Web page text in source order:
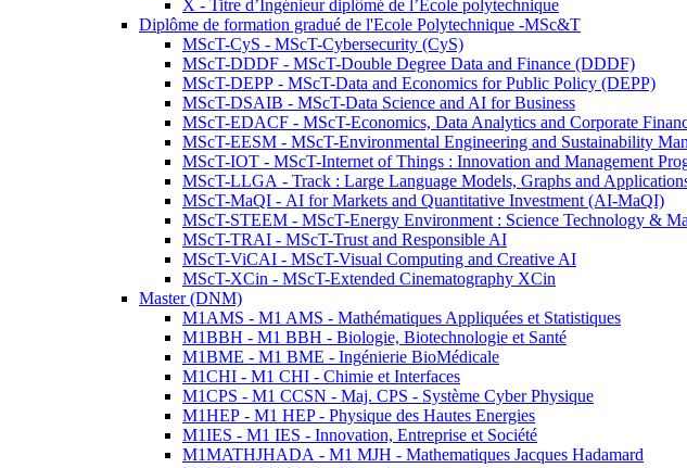
X - Titre d’Ingénieur diplômé de l’École polytechnique
Diplôme de formation gradué de l'Ecole Polytechnique -MSc&T
MScT-CyS - MScT-Cybersecurity (CyS)
MScT-DDDF - MScT-Double Degree Data and Finance (DDDF)
MScT-DEPP - MScT-Data and Economics for Public Policy (DEPP)
MScT-DSAIB - MScT-Data Science and AI for Business
MScT-EDACF - MScT-Economics, Data Analytics and Corporate
MScT-EESM - MScT-Environmental Engineering and Sustainability
MScT-IOT - MScT-Internet of Things : Innovation and Management
MScT-LLGA - Track : Large Language Models, Graphs and
MScT-MaQI - AI for Markets and Quantitative Investment (AI-MaQI)
MScT-STEEM - MScT-Energy Environment : Science Technology &
MScT-TRAI - MScT-Trust and Responsible AI
MScT-ViCAI - MScT-Visual Computing and Creative AI
MScT-XCin - MScT-Extended Cinematography XCin
Master (DNM)
M1AMS - M1 AMS - Mathématiques Appliquées et Statistiques
M1BBH - M1 BBH - Biologie, Biotechnologie et Santé
M1BME - M1 BME - Ingénierie BioMédicale
M1CHI - M1 CHI - Chimie et Interfaces
M1CPS - M1 CCSN - Maj. CPS - Système Cyber Physique
M1HEP - M1 HEP - Physique des Hautes Energies
M1IES - M1 IES - Innovation, Entreprise et Société
M1MATHJHADA - M1 MJH - Mathematiques Jacques Hadamard